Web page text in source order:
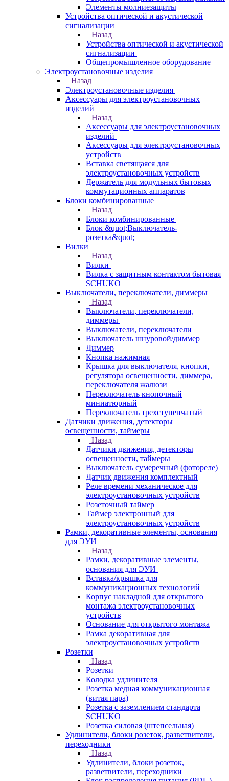
Элементы молниезащиты
Устройства оптической и акустической
сигнализации
Назад
Устройства оптической и акустической
сигнализации
Общепромышленное оборудование
Электроустановочные изделия
Назад
Электроустановочные изделия
Аксессуары для электроустановочных
изделий
Назад
Аксессуары для электроустановочных
изделий
Аксессуары для электроустановочных
устройств
Вставка светящаяся для
электроустановочных устройств
Держатель для модульных бытовых
коммутационных аппаратов
Блоки комбинированные
Назад
Блоки комбинированные
Блок &quot;Выключатель-
розетка&quot;
Вилки
Назад
Вилки
Вилка с защитным контактом бытовая
SCHUKO
Выключатели, переключатели, диммеры
Назад
Выключатели, переключатели,
диммеры
Выключатели, переключатели
Выключатель шнуровой/диммер
Диммер
Кнопка нажимная
Крышка для выключателя, кнопки,
регулятора освещенности, диммера,
переключателя жалюзи
Переключатель кнопочный
миниатюрный
Переключатель трехступенчатый
Датчики движения, детекторы
освещенности, таймеры
Назад
Датчики движения, детекторы
освещенности, таймеры
Выключатель сумеречный (фотореле)
Датчик движения комплектный
Реле времени механическое для
электроустановочных устройств
Розеточный таймер
Таймер электронный для
электроустановочных устройств
Рамки, декоративные элементы, основания
для ЭУИ
Назад
Рамки, декоративные элементы,
основания для ЭУИ
Вставка/крышка для
коммуникационных технологий
Корпус накладной для открытого
монтажа электроустановочных
устройств
Основание для открытого монтажа
Рамка декоративная для
электроустановочных устройств
Розетки
Назад
Розетки
Колодка удлинителя
Розетка медная коммуникационная
(витая пара)
Розетка с заземлением стандарта
SCHUKO
Розетка силовая (штепсельная)
Удлинители, блоки розеток, разветвители,
переходники
Назад
Удлинители, блоки розеток,
разветвители, переходники